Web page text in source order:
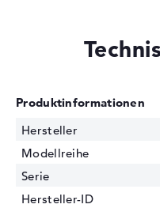
Produktinformationen
Hersteller
Modellreihe
Serie
Hersteller-ID